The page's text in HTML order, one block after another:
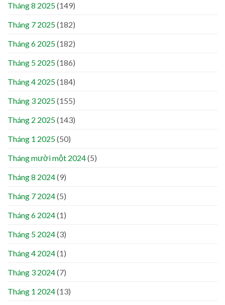
Tháng 8 2025(149)
Tháng 7 2025(182)
Tháng 6 2025(182)
Tháng 5 2025(186)
Tháng 4 2025(184)
Tháng 3 2025(155)
Tháng 2 2025(143)
Tháng 1 2025(50)
Tháng mười một 2024(5)
Tháng 8 2024(9)
Tháng 7 2024(5)
Tháng 6 2024(1)
Tháng 5 2024(3)
Tháng 4 2024(1)
Tháng 3 2024(7)
Tháng 1 2024(13)